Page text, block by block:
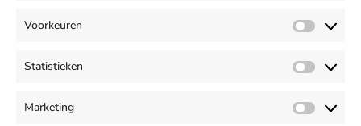
Voorkeuren
Statistieken
Marketing
Meekijken
Mijn Vertimart
+31 299 621370